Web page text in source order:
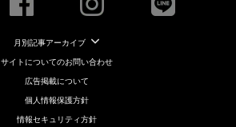
月別記事アーカイブ
サイトについてのお問い合わせ
広告掲載について
個人情報保護方針
情報セキュリティ方針